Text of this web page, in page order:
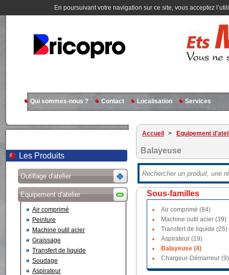
En poursuivant votre navigation sur ce site, vous acceptez
Qui sommes-nous ? Contact Localisation Services
Les Produits
Outillage d'atelier
Equipement d'atelier
Air comprimé
Peinture
Machine outil acier
Graissage
Transfert de liquide
Soudage
Aspirateur
Accueil > Equipement
Balayeuse
Sous-familles
Air comprimé (84)
Machine outil acier (39)
Transfert de liquide (25)
Aspirateur (19)
Balayeuse (4)
Chargeur-Démarreur (9)